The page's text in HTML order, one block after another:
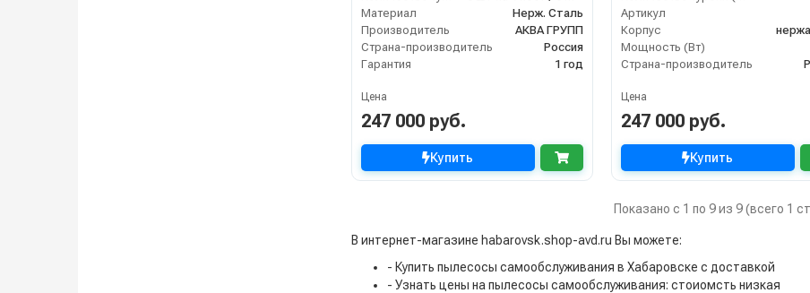
Материал
Нерж. Сталь
Производитель
АКВА ГРУПП
Страна-производитель
Россия
Гарантия
1 год
Цена
247 000 руб.
Купить
Артикул
Корпус
Мощность (Вт)
Страна-производитель
Цена
247 000 руб.
Купить
Показано с 1 по 9 из 9 (всего 1
В интернет-магазине habarovsk.shop-avd.ru Вы можете:
- Купить пылесосы самообслуживания в Хабаровске с доставкой
- Узнать цены на пылесосы самообслуживания: стоиомсть низкая